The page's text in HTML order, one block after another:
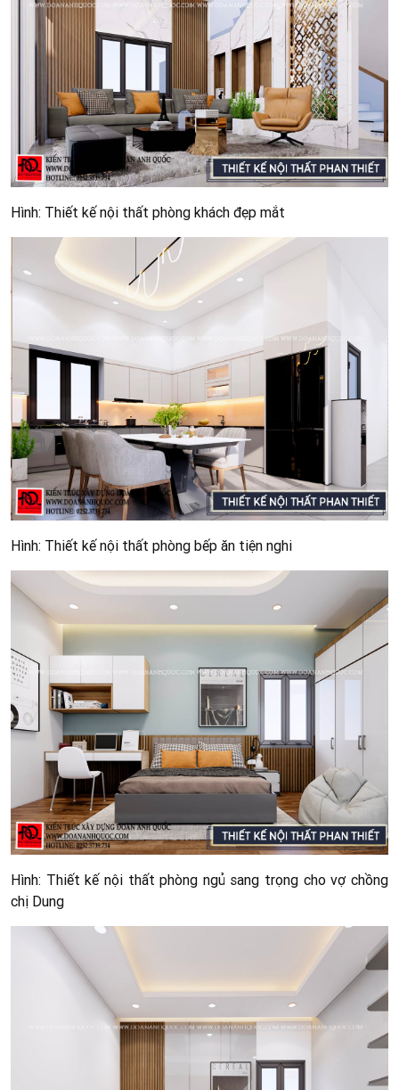
Hình: Thiết kế nội thất phòng khách đẹp mắt
Hình: Thiết kế nội thất phòng bếp ăn tiện nghi
Hình: Thiết kế nội thất phòng ngủ sang trọng cho vợ chồng
chị Dung